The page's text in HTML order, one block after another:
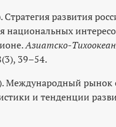
развития
национальных
Азиатско-
39–54.
Международный рынок
и тенденции